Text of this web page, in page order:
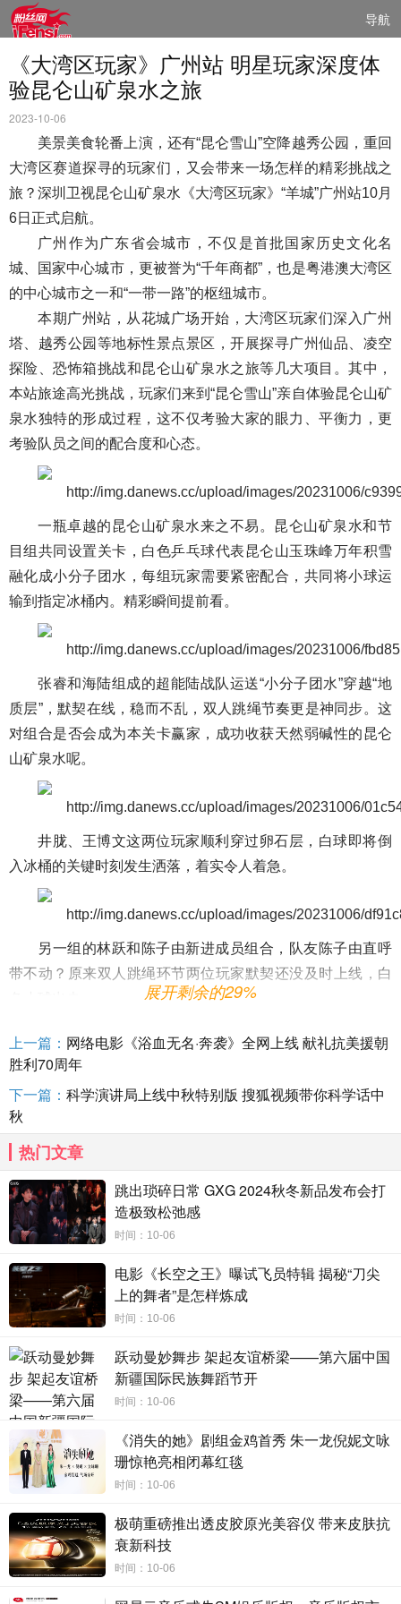
导航
《大湾区玩家》广州站 明星玩家深度体
验昆仑山矿泉水之旅
2023-10-06
美景美食轮番上演，还有“昆仑雪山”空降越秀公园，重回
大湾区赛道探寻的玩家们，又会带来一场怎样的精彩挑战之
旅？深圳卫视昆仑山矿泉水《大湾区玩家》“羊城”广州站10月
6日正式启航。
广州作为广东省会城市，不仅是首批国家历史文化名
城、国家中心城市，更被誉为“千年商都”，也是粤港澳大湾区
的中心城市之一和“一带一路”的枢纽城市。
本期广州站，从花城广场开始，大湾区玩家们深入广州
塔、越秀公园等地标性景点景区，开展探寻广州仙品、凌空
探险、恐怖箱挑战和昆仑山矿泉水之旅等几大项目。其中，
本站旅途高光挑战，玩家们来到“昆仑雪山”亲自体验昆仑山矿
泉水独特的形成过程，这不仅考验大家的眼力、平衡力，更
考验队员之间的配合度和心态。
一瓶卓越的昆仑山矿泉水来之不易。昆仑山矿泉水和节
目组共同设置关卡，白色乒乓球代表昆仑山玉珠峰万年积雪
融化成小分子团水，每组玩家需要紧密配合，共同将小球运
输到指定冰桶内。精彩瞬间提前看。
张睿和海陆组成的超能陆战队运送“小分子团水”穿越“地
质层”，默契在线，稳而不乱，双人跳绳节奏更是神同步。这
对组合是否会成为本关卡赢家，成功收获天然弱碱性的昆仑
山矿泉水呢。
井胧、王博文这两位玩家顺利穿过卵石层，白球即将倒
入冰桶的关键时刻发生洒落，着实令人着急。
另一组的林跃和陈子由新进成员组合，队友陈子由直呼
带不动？原来双人跳绳环节两位玩家默契还没及时上线，白
岩层，历经50年以上自然过滤和矿化才得以最终形成昆仑山
矿泉水的完整过程，敬请期待。
俗话说食在广州，玩家们将会品尝久负盛名的广府菜。
来到被授予“中华字号”的北园，粤菜名厨亲自烹饪的“昆仑冬
瓜盅”一骑绝尘，玩家们交口称赞，并发现煲制“秘诀”。
记得准时观看节目，和大厨一起准备冬瓜、海鲜、鸡
水，大火炖制，让拥有小分子团结构的卓越昆仑山矿泉水，
将食材的天然风味激发出来，跟玩家一起品尝粤式汤品的美
味。
随着深圳卫视《大湾区玩家》的热播，昆仑山矿泉水作
为节目独家冠名商，其产品力与品牌力不仅赢得了玩家们的
青睐，也收获更多消费者认可。海拔6000米昆仑山矿泉水陪
伴大家一路领略大湾区城市魅力，在向大众传递品质健康生
活理念的同时，也为持续为推动国民饮水升级贡献力量。
更多精彩内容，每周五21:20锁定深圳卫视昆仑山矿泉水
展开剩余的29%
上一篇： 网络电影《浴血无名·奔袭》全网上线 献礼抗美援朝
胜利70周年
下一篇： 科学演讲局上线中秋特别版 搜狐视频带你科学话中
秋
热门文章
跳出琐碎日常 GXG 2024秋冬新品发布会打
造极致松弛感
时间：10-06
电影《长空之王》曝试飞员特辑 揭秘“刀尖
上的舞者”是怎样炼成
时间：10-06
跃动曼妙舞步 架起友谊桥梁——第六届中国
新疆国际民族舞蹈节开
时间：10-06
《消失的她》剧组金鸡首秀 朱一龙倪妮文咏
珊惊艳亮相闭幕红毯
时间：10-06
极萌重磅推出透皮胶原光美容仪 带来皮肤抗
衰新科技
时间：10-06